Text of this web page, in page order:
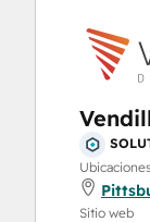
Ubicaciones
Sitio web